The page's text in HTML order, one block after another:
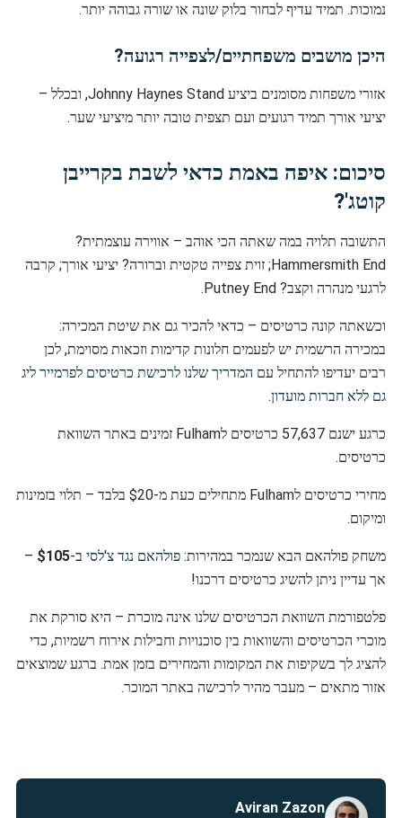
נמוכות. תמיד עדיף לבחור בלוק שונה או שורה גבוהה יותר.
היכן מושבים משפחתיים/לצפייה רגועה?
אזורי משפחות מסומנים ביציע Johnny Haynes Stand, ובכלל –
יציעי אורך תמיד רגועים ועם תצפית טובה יותר מיציעי שער.
סיכום: איפה באמת כדאי לשבת בקרייבן
קוטג'?
התשובה תלויה במה שאתה הכי אוהב – אווירה עוצמתית?
Hammersmith End; זוית צפייה טקטית וברורה? יציעי אורך; קרבה
לרגעי מנהרה וקצב? Putney End.
וכשאתה קונה כרטיסים – כדאי להכיר גם את שיטת המכירה:
במכירה הרשמית יש לפעמים חלונות קדימות וזכאות מסוימת, לכן
רבים יעדיפו להתחיל עם המדריך שלנו לרכישת כרטיסים לפרמייר ליג
גם ללא חברות מועדון.
כרגע ישנם 57,637 כרטיסים לFulham זמינים באתר השוואת
כרטיסים.
מחירי כרטיסים לFulham מתחילים כעת מ-$20 בלבד – תלוי בזמינות
ומיקום.
משחק פולהאם הבא שנמכר במהירות: פולהאם נגד צ'לסי ב-$105
–
אך עדיין ניתן להשיג כרטיסים דרכנו!
פלטפורמת השוואת הכרטיסים שלנו אינה מוכרת – היא סורקת את
מוכרי הכרטיסים והשוואות בין סוכנויות וחבילות אירוח רשמיות, כדי
להציג לך בשקיפות את המקומות והמחירים בזמן אמת. ברגע שמוצאים
אזור מתאים – מעבר מהיר לרכישה באתר המוכר.
Aviran Zazon